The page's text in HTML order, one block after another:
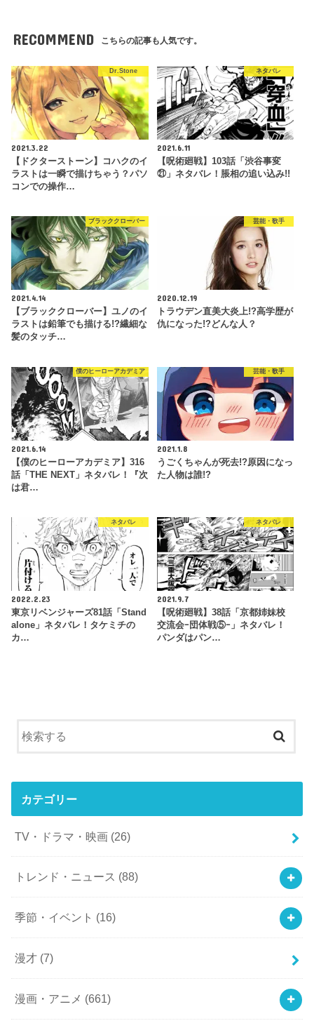
RECOMMEND こちらの記事も人気です。
Dr.Stone
2021.3.22
【ドクターストーン】コハクのイ
ラストは一瞬で描けちゃう？パソ
コンでの操作…
ネタバレ
2021.6.11
【呪術廻戦】103話「渋谷事変
㉑」ネタバレ！脹相の追い込み!!
ブラッククローバー
2021.4.14
【ブラッククローバー】ユノのイ
ラストは鉛筆でも描ける!?繊細な
髪のタッチ…
芸能・歌手
2020.12.19
トラウデン直美大炎上!?高学歴が
仇になった!?どんな人？
僕のヒーローアカデミア
2021.6.14
【僕のヒーローアカデミア】316
話「THE NEXT」ネタバレ！『次
は君…
芸能・歌手
2021.1.8
うごくちゃんが死去!?原因になっ
た人物は誰!?
ネタバレ
2022.2.23
東京リベンジャーズ81話「Stand
alone」ネタバレ！タケミチの
カ…
ネタバレ
2021.9.7
【呪術廻戦】38話「京都姉妹校
交流会ｰ団体戦⑤ｰ」ネタバレ！
パンダはパン…
カテゴリー
TV・ドラマ・映画 (26)
トレンド・ニュース (88)
季節・イベント (16)
漫才 (7)
漫画・アニメ (661)